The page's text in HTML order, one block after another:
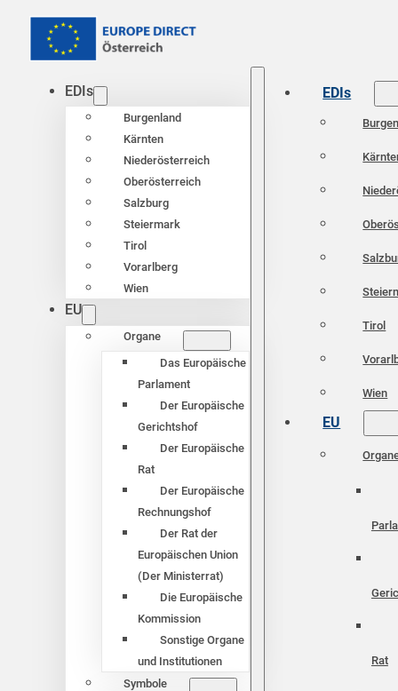
EDIs
Burgenland
Kärnten
Niederösterreich
Oberösterreich
Salzburg
Steiermark
Tirol
Vorarlberg
Wien
EU
Organe
Das Europäische
Parlament
Der Europäische
Gerichtshof
Der Europäische
Rat
Der Europäische
Rechnungshof
Der Rat der
Europäischen Union
(Der Ministerrat)
Die Europäische
Kommission
Sonstige Organe
und Institutionen
Symbole
EDIs
Tirol
Wien
EU
Rat